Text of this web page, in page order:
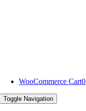
WooCommerce Cart0
Toggle Navigation